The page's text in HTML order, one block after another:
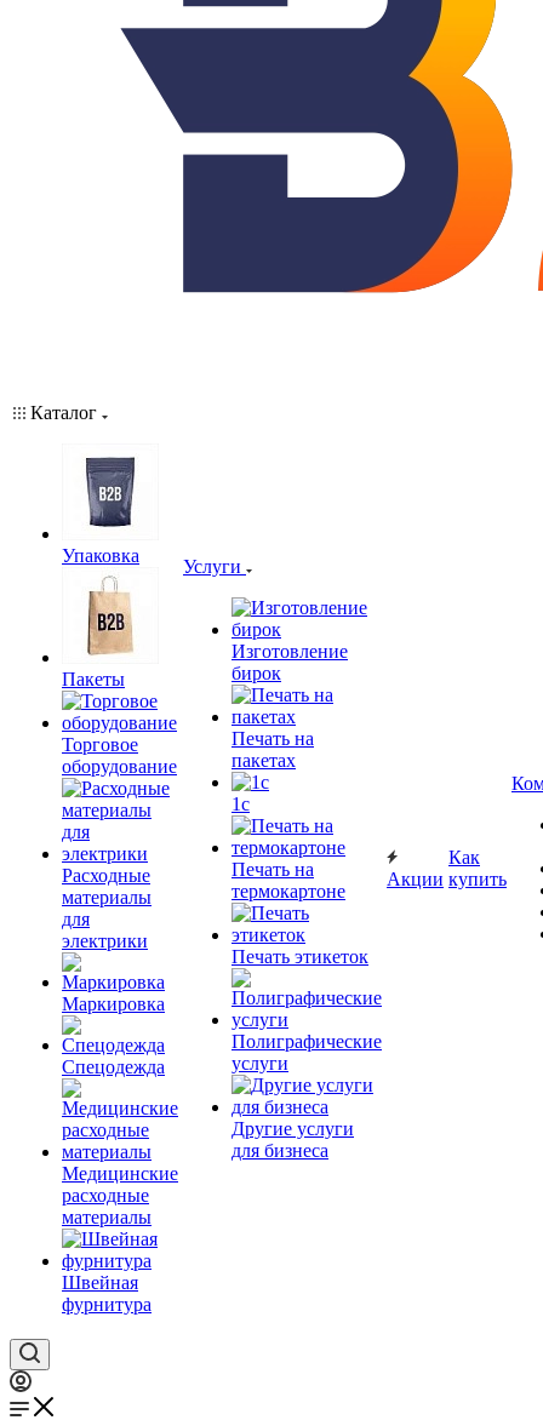
Каталог
Упаковка
Пакеты
Торговое
оборудование
Расходные
материалы
для
электрики
Маркировка
Спецодежда
Медицинские
расходные
материалы
Швейная
фурнитура
Услуги
Изготовление
бирок
Печать на
пакетах
1c
Печать на
термокартоне
Печать этикеток
Полиграфические
услуги
Другие услуги
для бизнеса
Акции
Как
купить